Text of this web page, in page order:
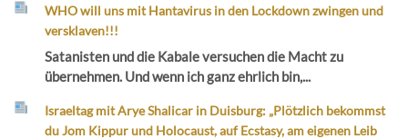
WHO will uns mit Hantavirus in den Lockdown zwingen und
versklaven!!!
Satanisten und die Kabale versuchen die Macht zu
übernehmen. Und wenn ich ganz ehrlich bin,...
Israeltag mit Arye Shalicar in Duisburg: „Plötzlich bekommst
du Jom Kippur und Holocaust, auf Ecstasy, am eigenen Leib